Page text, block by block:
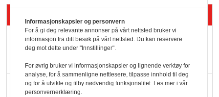
Rema-flaggskip
dundrer videre
Slik opprettholdes
Informasjonskapsler og personvern
For å gi deg relevante annonser på vårt nettsted bruker vi
informasjon fra ditt besøk på vårt nettsted. Du kan reservere
deg mot dette under "Innstillinger".
For øvrig bruker vi informasjonskapsler og lignende verktøy for
analyse, for å sammenligne nettlesere, tilpasse innhold til deg
og for å utvikle og tilby nødvendig funksjonalitet. Les mer i vår
personvernerklæring.